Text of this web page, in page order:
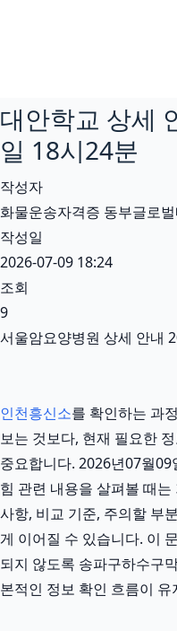
건
너
뛰
기
대안학교 상세
일 18시24분
작성자
화물운송자격증 동부글로
작성일
2026-07-09 18:24
조회
9
서울암요양병원 상세 안내
인천흥신소를 확인하는 과
보는 것보다, 현재 필요한
중요합니다. 2026년07월
힘 관련 내용을 살펴볼 때
사항, 비교 기준, 주의할 부
게 이어질 수 있습니다. 이
되지 않도록 송파구하수구
본적인 정보 확인 흐름이